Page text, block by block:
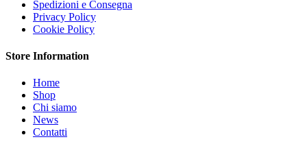
Spedizioni e Consegna
Privacy Policy
Cookie Policy
Store Information
Home
Shop
Chi siamo
News
Contatti